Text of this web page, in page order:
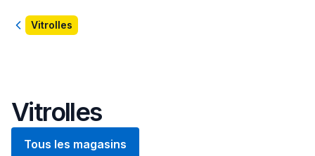
RetourVitrolles
Vitrolles
Tous les magasins